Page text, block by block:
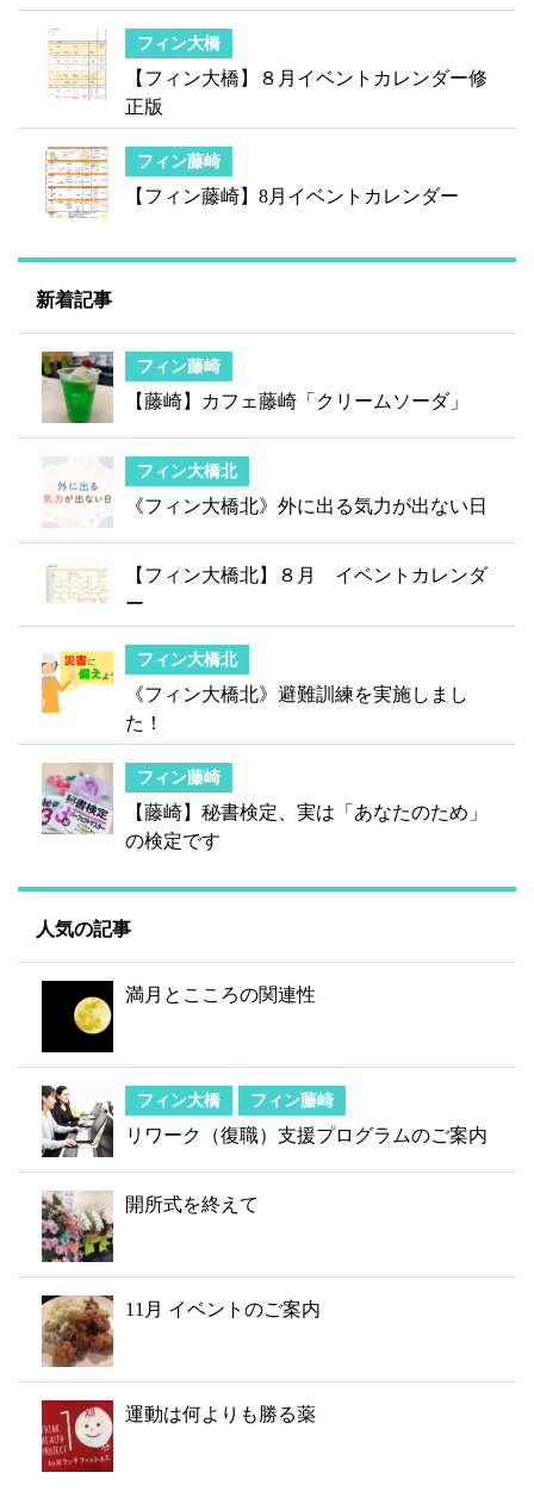
フィン大橋
【フィン大橋】８月イベントカレンダー修
正版
フィン藤崎
【フィン藤崎】8月イベントカレンダー
新着記事
フィン藤崎
【藤崎】カフェ藤崎「クリームソーダ」
フィン大橋北
《フィン大橋北》外に出る気力が出ない日
【フィン大橋北】８月 イベントカレンダ
ー
フィン大橋北
《フィン大橋北》避難訓練を実施しまし
た！
フィン藤崎
【藤崎】秘書検定、実は「あなたのため」
の検定です
人気の記事
満月とこころの関連性
フィン大橋 フィン藤崎
リワーク（復職）支援プログラムのご案内
開所式を終えて
11月 イベントのご案内
運動は何よりも勝る薬